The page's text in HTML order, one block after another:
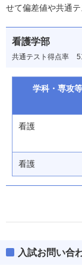
せて偏差値や共通
看護学部
共通テスト得点率
学科・専攻等
看護
看護
入試お問い合